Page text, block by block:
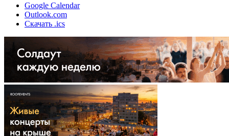
Google Calendar
Outlook.com
Скачать .ics